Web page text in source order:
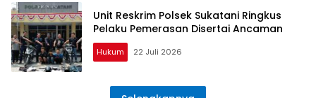
Unit Reskrim Polsek Sukatani Ringkus
Pelaku Pemerasan Disertai Ancaman
Hukum 22 Juli 2026